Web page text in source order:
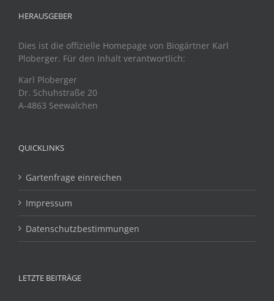
HERAUSGEBER
Dies ist die offizielle Homepage von Biogärtner Karl
Ploberger. Für den Inhalt verantwortlich:
Karl Ploberger
Dr. Schuhstraße 20
A-4863 Seewalchen
QUICKLINKS
Gartenfrage einreichen
Impressum
Datenschutzbestimmungen
LETZTE BEITRÄGE